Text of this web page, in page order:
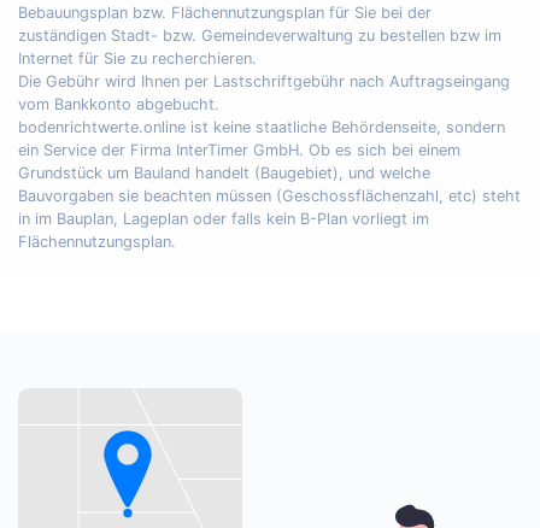
Bebauungsplan bzw. Flächennutzungsplan für Sie bei der
zuständigen Stadt- bzw. Gemeindeverwaltung zu bestellen bzw im
Internet für Sie zu recherchieren.
Die Gebühr wird Ihnen per Lastschriftgebühr nach Auftragseingang
vom Bankkonto abgebucht.
bodenrichtwerte.online ist keine staatliche Behördenseite, sondern
ein Service der Firma InterTimer GmbH. Ob es sich bei einem
Grundstück um Bauland handelt (Baugebiet), und welche
Bauvorgaben sie beachten müssen (Geschossflächenzahl, etc) steht
in im Bauplan, Lageplan oder falls kein B-Plan vorliegt im
Flächennutzungsplan.